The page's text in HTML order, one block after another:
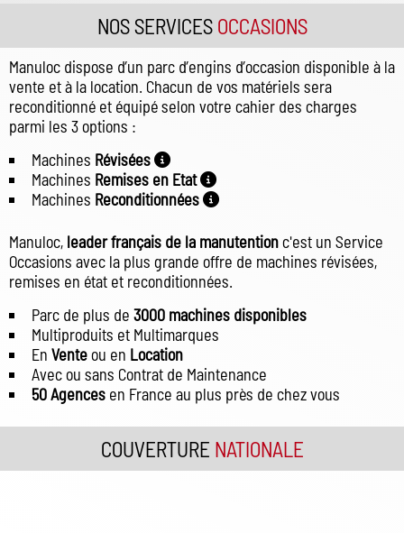
NOS SERVICES OCCASIONS
Manuloc dispose d’un parc d’engins d’occasion disponible à la
vente et à la location. Chacun de vos matériels sera
reconditionné et équipé selon votre cahier des charges
parmi les 3 options :
Machines Révisées
Machines Remises en Etat
Machines Reconditionnées
Manuloc, leader français de la manutentionc'est un Service
Occasions avec la plus grande offre de machines révisées,
remises en état et reconditionnées.
Parc de plus de3000 machines disponibles
Multiproduits et Multimarques
EnVenteou en Location
Avec ou sans Contrat de Maintenance
50 Agences en France au plus près de chez vous
COUVERTURE NATIONALE